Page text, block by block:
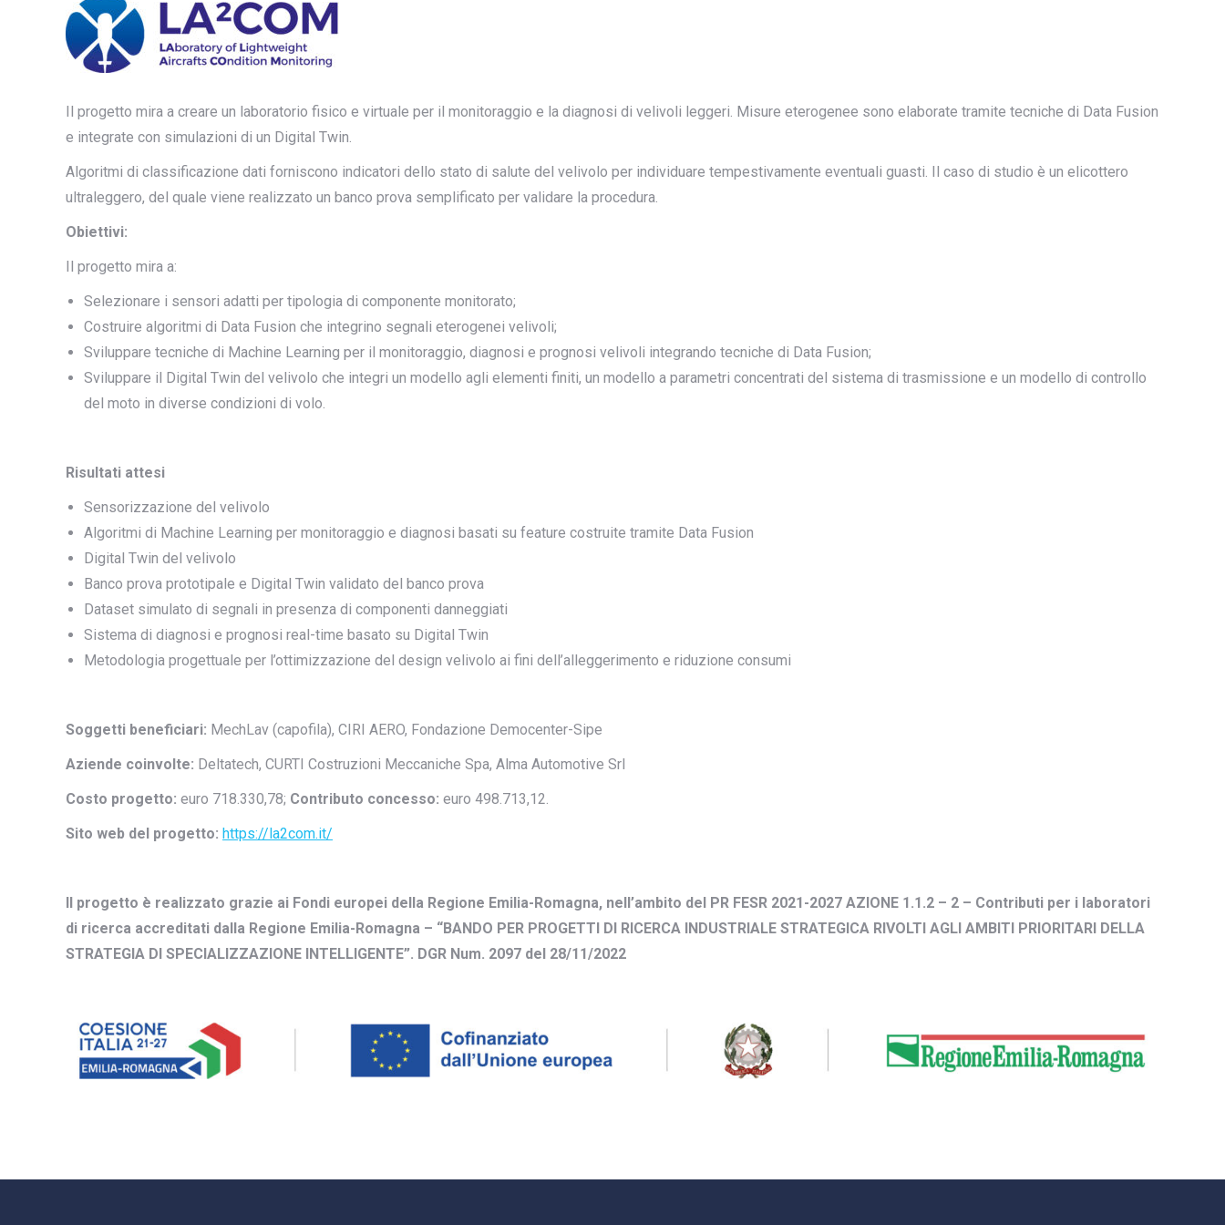
Il progetto mira a creare un laboratorio fisico e virtuale per il monitoraggio e la diagnosi di velivoli leggeri. Misure eterogenee sono elaborate tramite tecniche di Data Fusion
e integrate con simulazioni di un Digital Twin.
Algoritmi di classificazione dati forniscono indicatori dello stato di salute del velivolo per individuare tempestivamente eventuali guasti. Il caso di studio è un elicottero
ultraleggero, del quale viene realizzato un banco prova semplificato per validare la procedura.
Obiettivi:
Il progetto mira a:
Selezionare i sensori adatti per tipologia di componente monitorato;
Costruire algoritmi di Data Fusion che integrino segnali eterogenei velivoli;
Sviluppare tecniche di Machine Learning per il monitoraggio, diagnosi e prognosi velivoli integrando tecniche di Data Fusion;
Sviluppare il Digital Twin del velivolo che integri un modello agli elementi finiti, un modello a parametri concentrati del sistema di trasmissione e un modello di controllo
del moto in diverse condizioni di volo.
Risultati attesi
Sensorizzazione del velivolo
Algoritmi di Machine Learning per monitoraggio e diagnosi basati su feature costruite tramite Data Fusion
Digital Twin del velivolo
Banco prova prototipale e Digital Twin validato del banco prova
Dataset simulato di segnali in presenza di componenti danneggiati
Sistema di diagnosi e prognosi real-time basato su Digital Twin
Metodologia progettuale per l’ottimizzazione del design velivolo ai fini dell’alleggerimento e riduzione consumi
Soggetti beneficiari: MechLav (capofila), CIRI AERO, Fondazione Democenter-Sipe
Aziende coinvolte: Deltatech, CURTI Costruzioni Meccaniche Spa, Alma Automotive Srl
Costo progetto: euro 718.330,78; Contributo concesso: euro 498.713,12.
Sito web del progetto: https://la2com.it/
Il progetto è realizzato grazie ai Fondi europei della Regione Emilia-Romagna, nell’ambito del PR FESR 2021-2027 AZIONE 1.1.2 – 2 – Contributi per i laboratori
di ricerca accreditati dalla Regione Emilia-Romagna – “BANDO PER PROGETTI DI RICERCA INDUSTRIALE STRATEGICA RIVOLTI AGLI AMBITI PRIORITARI DELLA
STRATEGIA DI SPECIALIZZAZIONE INTELLIGENTE”. DGR Num. 2097 del 28/11/2022